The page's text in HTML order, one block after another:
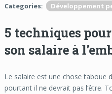
Categories:
Développement
5 techniques
son salaire à
Le salaire est une chose taboue
pourtant il ne devrait pas l’être.